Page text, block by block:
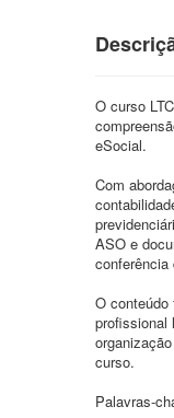
O curso
eSocial.
Com
ASO e
O conteúdo
profissional
curso.
Palavras-